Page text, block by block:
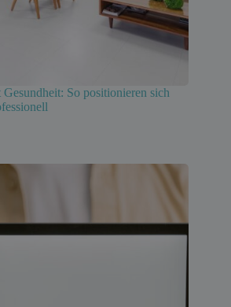
Gesundheit: So positionieren sich